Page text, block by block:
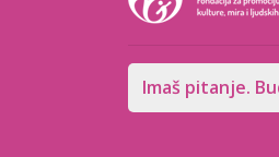
Imaš pitanje.